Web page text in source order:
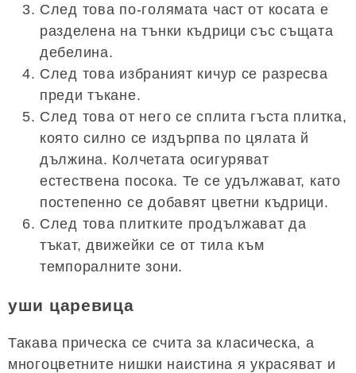
След това по-голямата част от косата е
разделена на тънки къдрици със същата
дебелина.
След това избраният кичур се разресва
преди тъкане.
След това от него се сплита гъста плитка,
която силно се издърпва по цялата й
дължина. Колчетата осигуряват
естествена посока. Те се удължават, като
постепенно се добавят цветни къдрици.
След това плитките продължават да
тъкат, движейки се от тила към
темпоралните зони.
уши царевица
Такава прическа се счита за класическа, а
многоцветните нишки наистина я украсяват и